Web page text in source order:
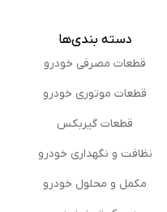
دسته بندی‌ها
قطعات مصرفی خودرو
قطعات موتوری خودرو
قطعات گیربکس
نظافت و نگهداری خودرو
مكمل و محلول خودرو